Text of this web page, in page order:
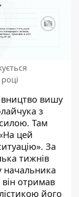
вишу
з
Там
цей
За
тижнів
начальника
отримав
його